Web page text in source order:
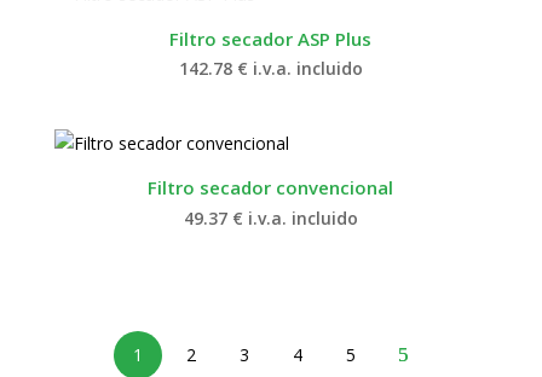
Filtro secador ASP Plus
142.78 € i.v.a. incluido
Filtro secador convencional
49.37 € i.v.a. incluido
1 2 3 4 5